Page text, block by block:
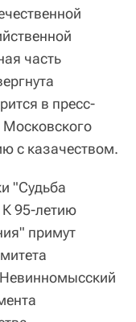
часть
в пресс-
Московского
с казачеством.
"Судьба
К 95-летию
примут